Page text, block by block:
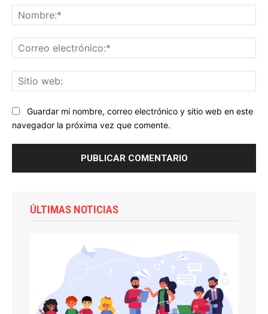
Guardar mi nombre, correo electrónico y sitio web en este
navegador la próxima vez que comente.
ÚLTIMAS NOTICIAS